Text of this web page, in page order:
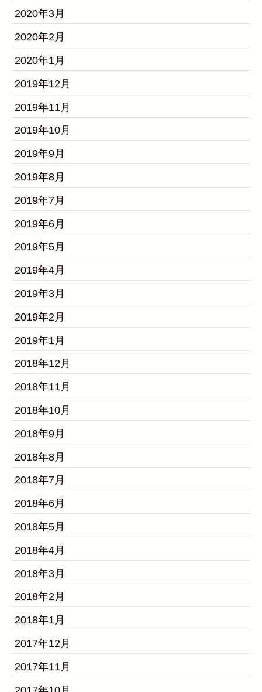
2020年3月
2020年2月
2020年1月
2019年12月
2019年11月
2019年10月
2019年9月
2019年8月
2019年7月
2019年6月
2019年5月
2019年4月
2019年3月
2019年2月
2019年1月
2018年12月
2018年11月
2018年10月
2018年9月
2018年8月
2018年7月
2018年6月
2018年5月
2018年4月
2018年3月
2018年2月
2018年1月
2017年12月
2017年11月